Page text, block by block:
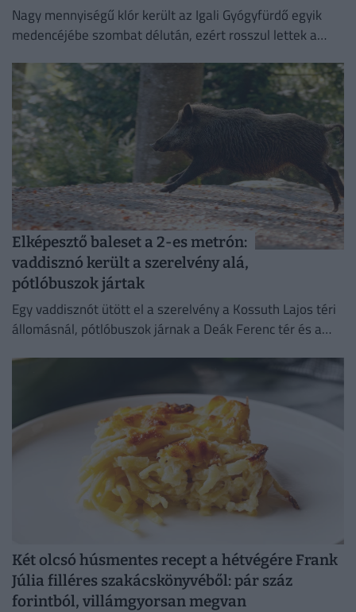
Nagy mennyiségű klór került az Igali Gyógyfürdő egyik
medencéjébe szombat délután, ezért rosszul lettek a
Elképesztő baleset a 2-es metrón:
vaddisznó került a szerelvény alá,
pótlóbuszok jártak
Egy vaddisznót ütött el a szerelvény a Kossuth Lajos téri
állomásnál, pótlóbuszok járnak a Deák Ferenc tér és a
Két olcsó húsmentes recept a hétvégére Frank
Júlia filléres szakácskönyvéből: pár száz
forintból, villámgyorsan megvan